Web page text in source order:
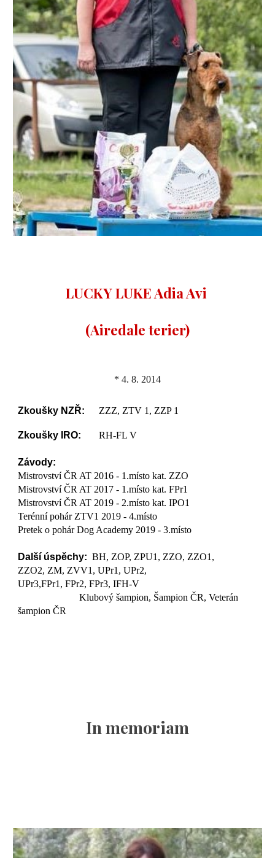
LUCKY LUKE Adia Avi
(Airedale terier)
* 4. 8. 2014
Zkoušky NZŘ: ZZZ, ZTV 1, ZZP 1
Zkoušky IRO: RH-FL V
Závody:
Mistrovství ČR AT 2016 - 1.místo kat. ZZO
Mistrovství ČR AT 2017 - 1.místo kat. FPr1
Mistrovství ČR AT 2019 - 2.místo kat. IPO1
Terénní pohár ZTV1 2019 - 4.místo
Pretek o pohár Dog Academy 2019 - 3.místo
Další úspěchy: BH, ZOP, ZPU1, ZZO, ZZO1,
ZZO2, ZM, ZVV1, UPr1, UPr2,
UPr3,FPr1, FPr2, FPr3, IFH-V
Klubový šampion, Šampion ČR, Veterán
šampion ČR
In memoriam